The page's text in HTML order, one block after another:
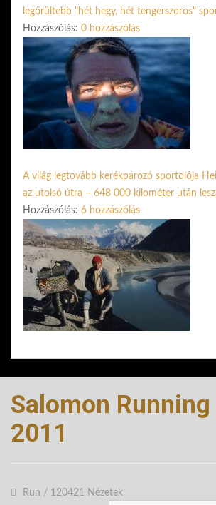
legőrültebb "hét hegy, hét tengerszoros"
Hozzászólás: 0 hozzászólás
A világ legtovább kerékpározó sportolója
az utolsó útra – 648 000 kilométer után
Hozzászólás: 6 hozzászólás
Salomon Running
2011
Run / 120421 Nézetek